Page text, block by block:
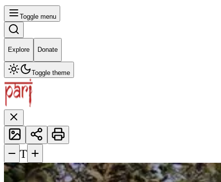
Toggle menu
Explore Donate
Toggle theme
− T +